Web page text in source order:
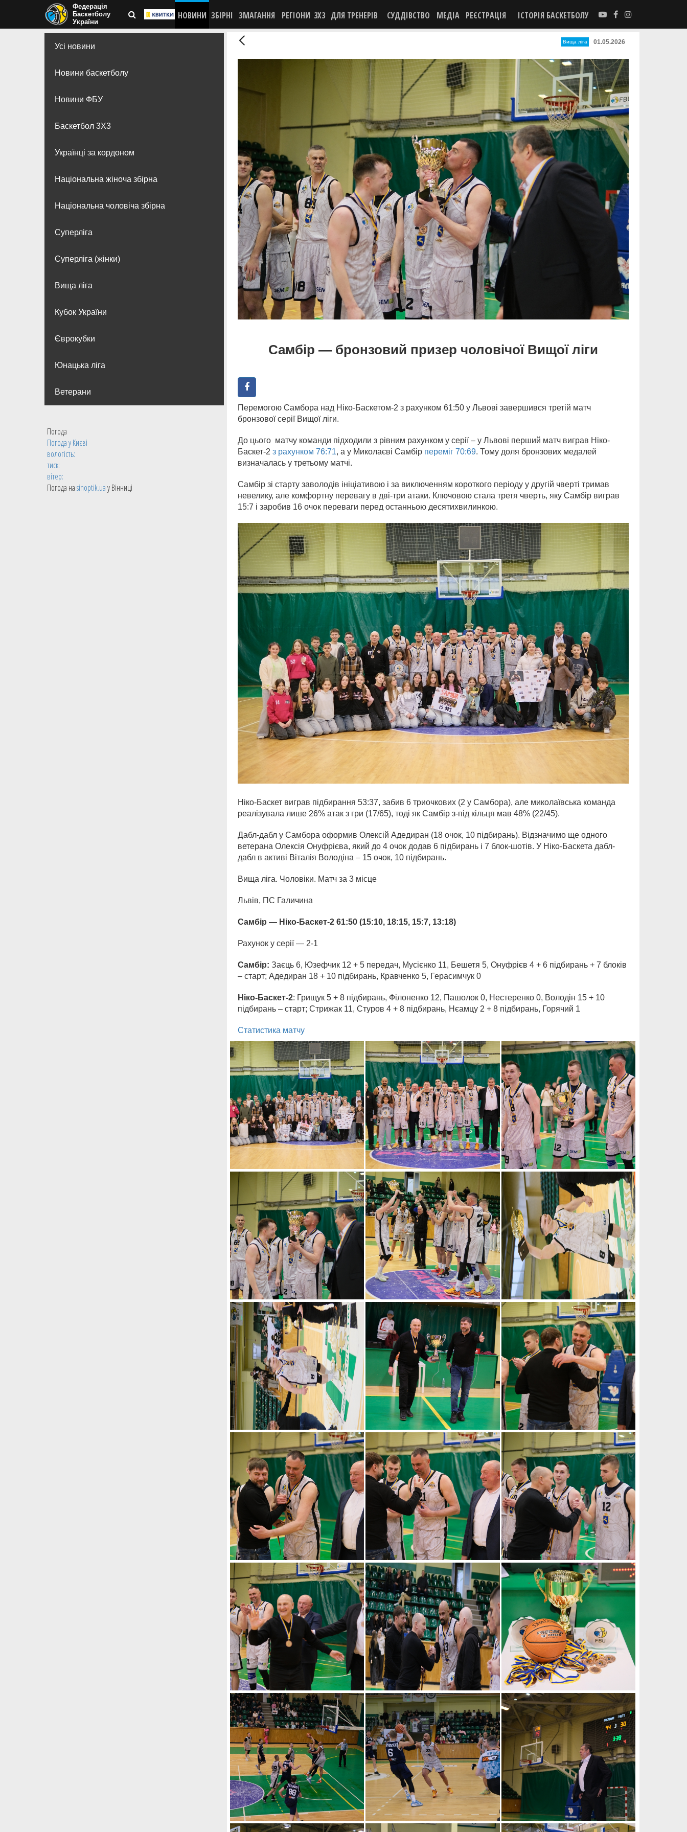
Федерація
Баскетболу
України
НОВИНИ ЗБІРНІ ЗМАГАННЯ РЕГІОНИ 3X3 ДЛЯ ТРЕНЕРІВ СУДДІВСТВО МЕДІА РЕЄСТРАЦІЯ ІСТОРІЯ БАСКЕТБОЛУ
Усі новини
Новини баскетболу
Новини ФБУ
Баскетбол 3Х3
Українці за кордоном
Національна жіноча збірна
Національна чоловіча збірна
Суперліга
Суперліга (жінки)
Вища лiга
Кубок України
Єврокубки
Юнацька ліга
Ветерани
Погода
Погода уКиєві
вологість:
тиск:
вітер:
Погода наsinoptik.uaу Вінниці
Вища лiга 01.05.2026
Самбір — бронзовий призер чоловічої Вищої ліги
Перемогою Самбора над Ніко-Баскетом-2 з рахунком 61:50 у Львові завершився третій матч
бронзової серії Вищої ліги.
До цього матчу команди підходили з рівним рахунком у серії – у Львові перший матч виграв Ніко-
Баскет-2 з рахунком 76:71, а у Миколаєві Самбір переміг 70:69. Тому доля бронзових медалей
визначалась у третьому матчі.
Самбір зі старту заволодів ініціативою і за виключенням короткого періоду у другій чверті тримав
невелику, але комфортну перевагу в дві-три атаки. Ключовою стала третя чверть, яку Самбір виграв
15:7 і заробив 16 очок переваги перед останньою десятихвилинкою.
Ніко-Баскет виграв підбирання 53:37, забив 6 триочкових (2 у Самбора), але миколаївська команда
реалізувала лише 26% атак з гри (17/65), тоді як Самбір з-під кільця мав 48% (22/45).
Дабл-дабл у Самбора оформив Олексій Адедиран (18 очок, 10 підбирань). Відзначимо ще одного
ветерана Олексія Онуфрієва, який до 4 очок додав 6 підбирань і 7 блок-шотів. У Ніко-Баскета дабл-
дабл в активі Віталія Володіна – 15 очок, 10 підбирань.
Вища ліга. Чоловіки. Матч за 3 місце
Львів, ПС Галичина
Самбір — Ніко-Баскет-2 61:50 (15:10, 18:15, 15:7, 13:18)
Рахунок у серії — 2-1
Самбір: Заєць 6, Юзефчик 12 + 5 передач, Мусієнко 11, Бешетя 5, Онуфрієв 4 + 6 підбирань + 7 блоків
– старт; Адедиран 18 + 10 підбирань, Кравченко 5, Герасимчук 0
Ніко-Баскет-2: Грищук 5 + 8 підбирань, Філоненко 12, Пашолок 0, Нестеренко 0, Володін 15 + 10
підбирань – старт; Стрижак 11, Стуров 4 + 8 підбирань, Нєамцу 2 + 8 підбирань, Горячий 1
Статистика матчу